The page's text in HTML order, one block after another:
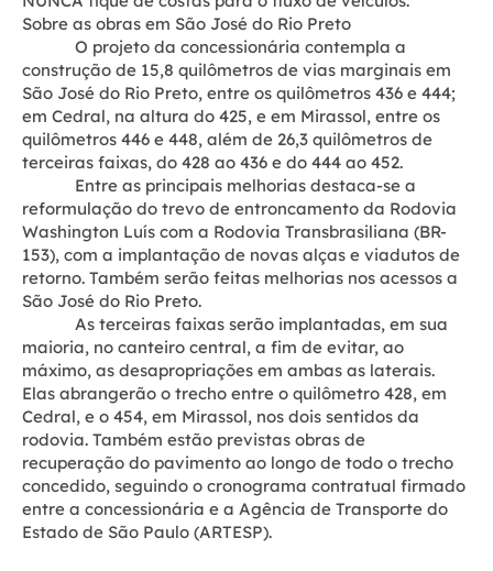
Sobre as obras em São José do Rio Preto
O projeto da concessionária contempla a
construção de 15,8 quilômetros de vias marginais em
São José do Rio Preto, entre os quilômetros 436 e 444;
em Cedral, na altura do 425, e em Mirassol, entre os
quilômetros 446 e 448, além de 26,3 quilômetros de
terceiras faixas, do 428 ao 436 e do 444 ao 452.
Entre as principais melhorias destaca-se a
reformulação do trevo de entroncamento da Rodovia
Washington Luís com a Rodovia Transbrasiliana (BR-
153), com a implantação de novas alças e viadutos de
retorno. Também serão feitas melhorias nos acessos a
São José do Rio Preto.
As terceiras faixas serão implantadas, em sua
maioria, no canteiro central, a fim de evitar, ao
máximo, as desapropriações em ambas as laterais.
Elas abrangerão o trecho entre o quilômetro 428, em
Cedral, e o 454, em Mirassol, nos dois sentidos da
rodovia. Também estão previstas obras de
recuperação do pavimento ao longo de todo o trecho
concedido, seguindo o cronograma contratual firmado
entre a concessionária e a Agência de Transporte do
Estado de São Paulo (ARTESP).